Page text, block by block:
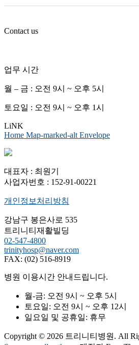
Contact us
업무 시간
월 – 금 : 오전 9시 ~ 오후 5시
토요일 : 오전 9시 ~ 오후 1시
LiNK
Home Map-marked-alt Envelope
대표자 : 최원기
사업자번호 : 152-91-00221
개인정보처리방침
강남구 봉은사로 535
트리니티재활빌딩
02-547-4800
trinityhosp@naver.com
FAX: (02) 516-8919
병원 이용시간 안내드립니다.
월-금: 오전 9시 ~ 오후 5시
토요일: 오전 9시 ~ 오후 12시
일요일 및 공휴일: 휴무
Copyright © 2026 트리니티병원. All